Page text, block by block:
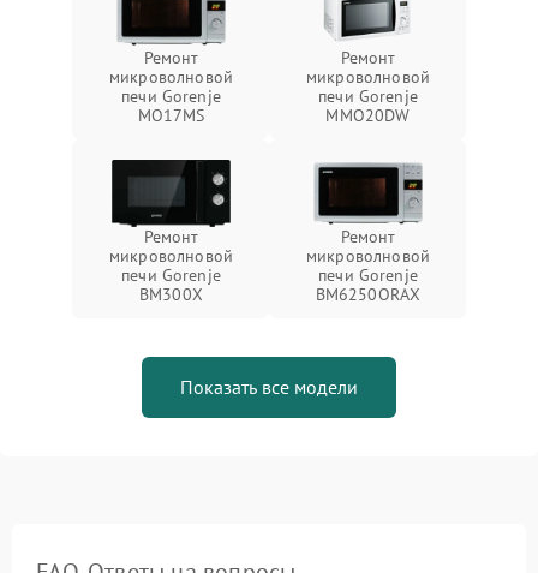
Ремонт
микроволновой
печи Gorenje
MO17MS
Ремонт
микроволновой
печи Gorenje
MMO20DW
Ремонт
микроволновой
печи Gorenje
BM300X
Ремонт
микроволновой
печи Gorenje
BM6250ORAX
Показать все модели